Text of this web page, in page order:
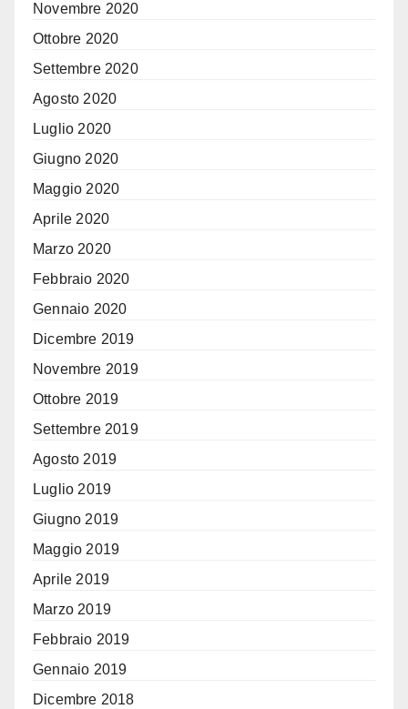
Novembre 2020
Ottobre 2020
Settembre 2020
Agosto 2020
Luglio 2020
Giugno 2020
Maggio 2020
Aprile 2020
Marzo 2020
Febbraio 2020
Gennaio 2020
Dicembre 2019
Novembre 2019
Ottobre 2019
Settembre 2019
Agosto 2019
Luglio 2019
Giugno 2019
Maggio 2019
Aprile 2019
Marzo 2019
Febbraio 2019
Gennaio 2019
Dicembre 2018